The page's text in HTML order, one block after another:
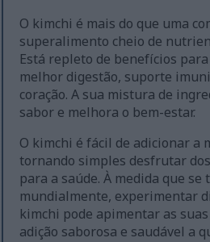
O kimchi é mais do que uma
superalimento cheio de
Está repleto de benefícios para
melhor digestão, suporte
coração. A sua mistura de
sabor e melhora o bem-estar.
O kimchi é fácil de adicionar a
tornando simples desfrutar
para a saúde. À medida que
mundialmente, experimentar
kimchi pode apimentar as
adição saborosa e saudável a